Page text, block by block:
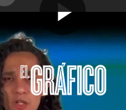
[Publicidad]